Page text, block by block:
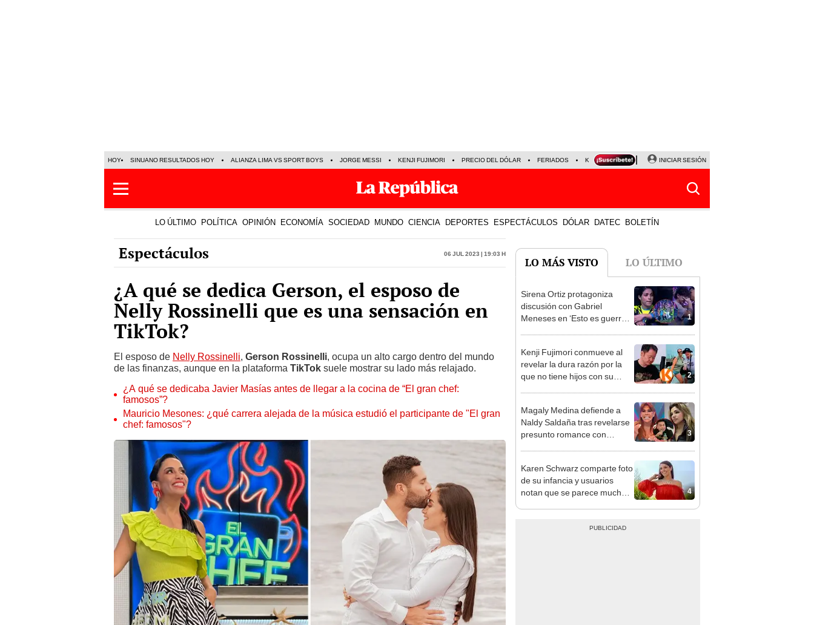
HOY SINUANO RESULTADOS HOY ALIANZA LIMA VS SPORT BOYS JORGE MESSI KENJI FUJIMORI PRECIO DEL DÓLAR FERIADOS KEIKO FUJIMORI NALDY SALDAÑA
INICIAR SESIÓN
LO ÚLTIMO POLÍTICA OPINIÓN ECONOMÍA SOCIEDAD MUNDO CIENCIA DEPORTES ESPECTÁCULOS DÓLAR DATEC BOLETÍN
Espectáculos 06 Jul 2023 | 19:03 h
¿A qué se dedica Gerson, el esposo de
Nelly Rossinelli que es una sensación en
TikTok?
El esposo de Nelly Rossinelli, Gerson Rossinelli, ocupa un alto cargo dentro del mundo
de las finanzas, aunque en la plataforma TikTok suele mostrar su lado más relajado.
¿A qué se dedicaba Javier Masías antes de llegar a la cocina de “El gran chef:
famosos”?
Mauricio Mesones: ¿qué carrera alejada de la música estudió el participante de "El gran
chef: famosos"?
LO MÁS VISTO LO ÚLTIMO
1
Sirena Ortiz protagoniza
discusión con Gabriel
Meneses en ‘Esto es guerra’:
2
Kenji Fujimori conmueve al
revelar la dura razón por la
que no tiene hijos con su
3
Magaly Medina defiende a
Naldy Saldaña tras revelarse
presunto romance con
4
Karen Schwarz comparte foto
de su infancia y usuarios
notan que se parece mucho a